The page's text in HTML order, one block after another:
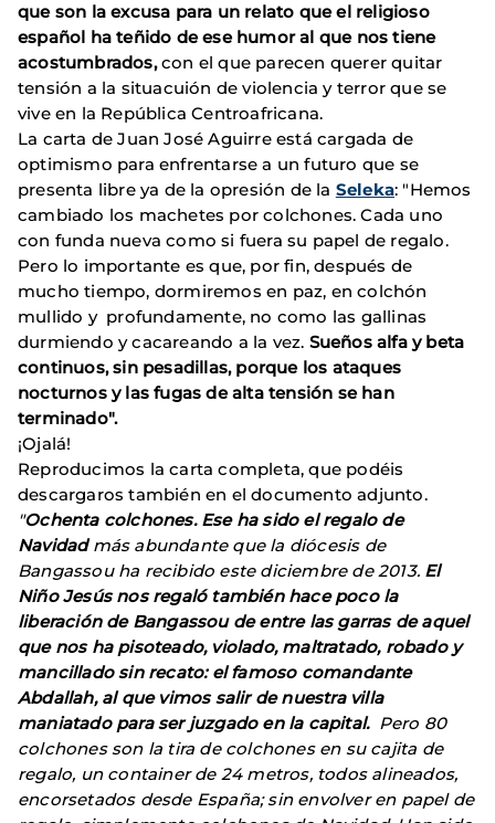
que son la excusa para un relato que el religioso
español ha teñido de ese humor al que nos tiene
acostumbrados,con el que parecen querer quitar
tensión a la situacuión de violencia y terror que se
vive en la República Centroafricana.
La carta de Juan José Aguirre está cargada de
optimismo para enfrentarse a un futuro que se
presenta libre ya de la opresión de la Seleka: "Hemos
cambiado los machetes por colchones. Cada uno
con funda nueva como si fuera su papel de regalo.
Pero lo importante es que, por fin, después de
mucho tiempo, dormiremos en paz, en colchón
mullido y profundamente, no como las gallinas
durmiendo y cacareando a la vez. Sueños alfa y beta
continuos, sin pesadillas, porque los ataques
nocturnos y las fugas de alta tensión se han
terminado".
¡Ojalá!
Reproducimos la carta completa, que podéis
descargaros también en el documento adjunto.
"Ochenta colchones. Ese ha sido el regalo de
Navidadmás abundante que la diócesis de
Bangassou ha recibido este diciembre de 2013. El
Niño Jesús nos regaló también hace poco la
liberación de Bangassou de entre las garras de aquel
que nos ha pisoteado, violado, maltratado, robado y
mancillado sin recato: el famoso comandante
Abdallah, al que vimos salir de nuestra villa
maniatado para ser juzgado en la capital.Pero 80
colchones son la tira de colchones en su cajita de
regalo, un container de 24 metros, todos alineados,
encorsetados desde España; sin envolver en papel de